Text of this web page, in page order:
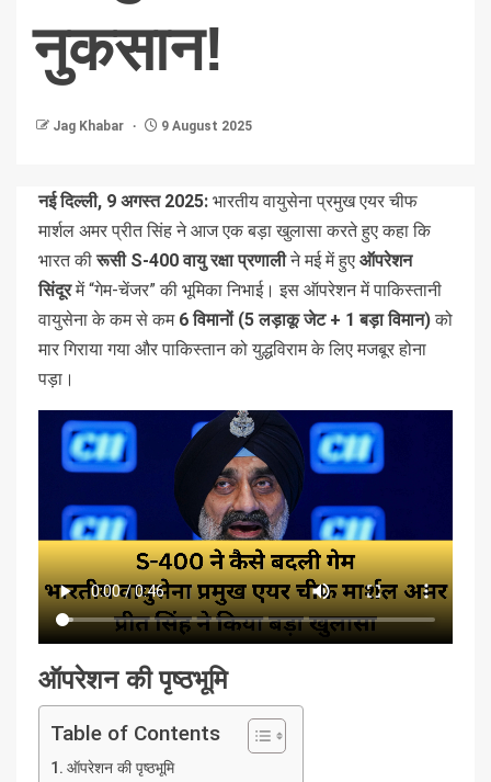
नुकसान!
Jag Khabar 9 August 2025
नई दिल्ली, 9 अगस्त 2025: भारतीय वायुसेना प्रमुख एयर चीफ
मार्शल अमर प्रीत सिंह ने आज एक बड़ा खुलासा करते हुए कहा कि
भारत कीरूसी S-400 वायु रक्षा प्रणालीने मई में हुए ऑपरेशन
सिंदूरमें “गेम-चेंजर” की भूमिका निभाई। इस ऑपरेशन में पाकिस्तानी
वायुसेना के कम से कम 6 विमानों (5 लड़ाकू जेट + 1 बड़ा विमान)को
मार गिराया गया और पाकिस्तान को युद्धविराम के लिए मजबूर होना
पड़ा।
ऑपरेशन की पृष्ठभूमि
Table of Contents
ऑपरेशन की पृष्ठभूमि